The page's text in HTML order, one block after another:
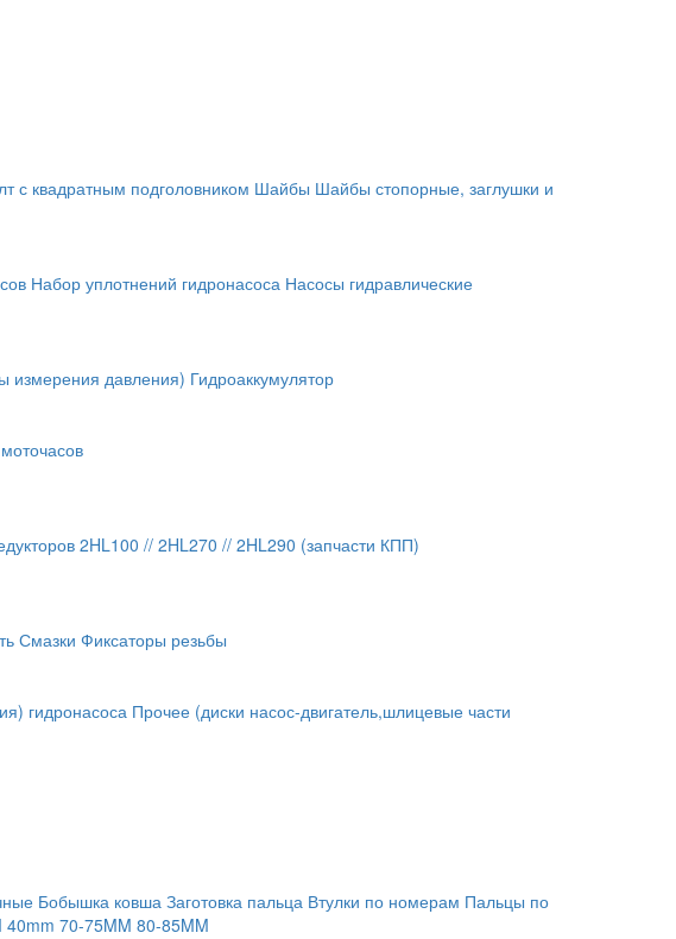
с квадратным подголовником Шайбы Шайбы стопорные, заглушки и
Набор уплотнений гидронасоса Насосы гидравлические
измерения давления) Гидроаккумулятор
2HL100 // 2HL270 // 2HL290 (запчасти КПП)
Смазки Фиксаторы резьбы
гидронасоса Прочее (диски насос-двигатель,шлицевые части
Бобышка ковша Заготовка пальца Втулки по номерам Пальцы по
40mm 70-75MM 80-85MM